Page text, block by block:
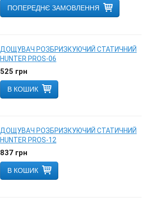
ПОПЕРЕДНЄ ЗАМОВЛЕННЯ
ДОЩУВАЧ РОЗБРИЗКУЮЧИЙ СТАТИЧНИЙ
HUNTER PROS-06
525 грн
В КОШИК
ДОЩУВАЧ РОЗБРИЗКУЮЧИЙ СТАТИЧНИЙ
HUNTER PROS-12
837 грн
В КОШИК